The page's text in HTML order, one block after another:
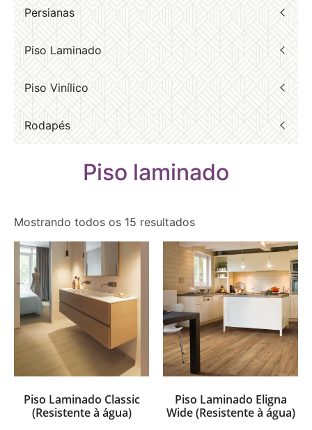
Persianas
Piso Laminado
Piso Vinílico
Rodapés
Piso laminado
Mostrando todos os 15 resultados
Piso Laminado Classic
(Resistente à água)
Piso Laminado Eligna
Wide (Resistente à água)